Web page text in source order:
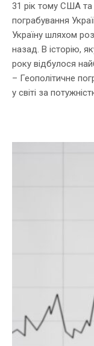
31 рік тому США
пограбування
Україну шляхом
назад. В історію,
року відбулося
– Геополітичне
у світі за